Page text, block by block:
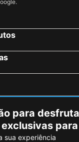
Costa
Formentor
The Main Beach Of Salou.
Studio
de la playa
Salou
Goya
para
sua experiência